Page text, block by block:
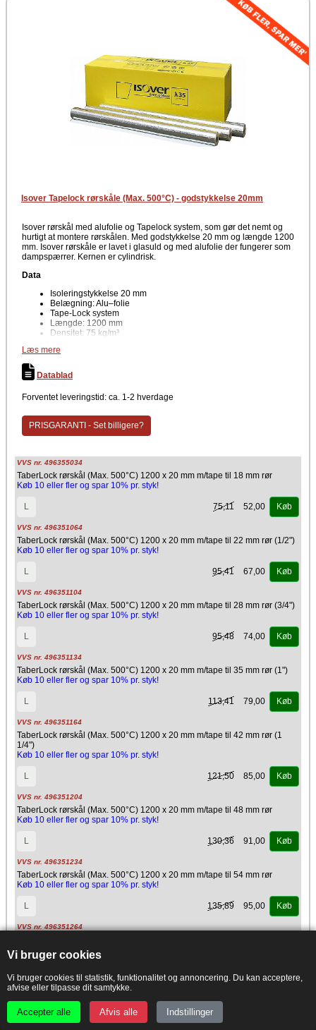
Vi bruger cookies
Vi bruger cookies til statistik, funktionalitet og annoncering. Du kan acceptere,
afvise eller tilpasse dit samtykke.
Accepter alle Afvis alle Indstillinger
Isover Tapelock rørskåle (Max. 500°C) - godstykkelse 20mm
Isover rørskål med alufolie og Tapelock system, som gør det nemt og
hurtigt at montere rørskålen. Med godstykkelse 20 mm og længde 1200
mm. Isover rørskåle er lavet i glasuld og med alufolie der fungerer som
dampspærrer. Kernen er cylindrisk.
Data
Isoleringstykkelse 20 mm
Belægning: Alu–folie
Tape-Lock system
Længde: 1200 mm
Densitet: 75 kg/m³
Producent
Isover
BoaFlex rørskåle med armeret alufolie er optaget i databasen for
byggerier
Læs mere
Datablad
Forventet leveringstid: ca. 1-2 hverdage
PRISGARANTI - Set billigere?
VVS nr. 496355034
TaberLock rørskål (Max. 500°C) 1200 x 20 mm m/tape til 18 mm rør
Køb 10 eller fler og spar 10% pr. styk!
L 75,11 52,00 Køb
VVS nr. 496351064
TaberLock rørskål (Max. 500°C) 1200 x 20 mm m/tape til 22 mm rør (1/2")
Køb 10 eller fler og spar 10% pr. styk!
L 95,41 67,00 Køb
VVS nr. 496351104
TaberLock rørskål (Max. 500°C) 1200 x 20 mm m/tape til 28 mm rør (3/4")
Køb 10 eller fler og spar 10% pr. styk!
L 95,48 74,00 Køb
VVS nr. 496351134
TaberLock rørskål (Max. 500°C) 1200 x 20 mm m/tape til 35 mm rør (1")
Køb 10 eller fler og spar 10% pr. styk!
L 113,41 79,00 Køb
VVS nr. 496351164
TaberLock rørskål (Max. 500°C) 1200 x 20 mm m/tape til 42 mm rør (1
1/4")
Køb 10 eller fler og spar 10% pr. styk!
L 121,50 85,00 Køb
VVS nr. 496351204
TaberLock rørskål (Max. 500°C) 1200 x 20 mm m/tape til 48 mm rør
Køb 10 eller fler og spar 10% pr. styk!
L 130,36 91,00 Køb
VVS nr. 496351234
TaberLock rørskål (Max. 500°C) 1200 x 20 mm m/tape til 54 mm rør
Køb 10 eller fler og spar 10% pr. styk!
L 135,89 95,00 Køb
VVS nr. 496351264
Køb 10 eller fler og spar 10% pr. styk!
VVS nr. 496355366
TaberLock rørskål (Max. 500°C) 1200 x 20 mm m/tape til 76 mm rør (2
1/2")
Køb 10 eller fler og spar 10% pr. styk!